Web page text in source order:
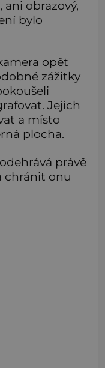
obrazový,
bylo
opět
zážitky
Jejich
a místo
plocha.
právě
chránit onu